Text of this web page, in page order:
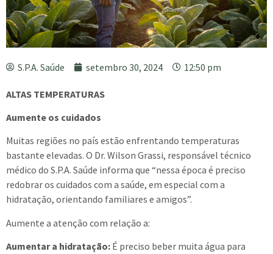
S.P.A. Saúde setembro 30, 2024 12:50 pm
ALTAS TEMPERATURAS
Aumente os cuidados
Muitas regiões no país estão enfrentando temperaturas
bastante elevadas. O Dr. Wilson Grassi, responsável técnico
médico do S.P.A. Saúde informa que “nessa época é preciso
redobrar os cuidados com a saúde, em especial com a
hidratação, orientando familiares e amigos”.
Aumente a atenção com relação a:
Aumentar a hidratação: É preciso beber muita água para